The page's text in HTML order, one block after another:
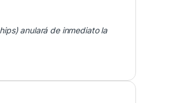
anulará de inmediato la